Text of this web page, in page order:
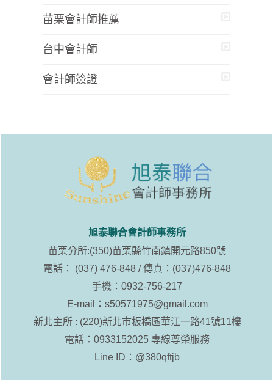
苗栗會計師推薦
台中會計師
會計師簽證
旭泰聯合會計師事務所
苗栗分所:(350)苗栗縣竹南鎮開元路850號
電話： (037) 476-848 / 傳真：(037)476-848
手機：0932-756-217
E-mail： s50571975@gmail.com
新北主所 : (220)新北市板橋區華江一路41號11樓
電話：0933152025 專線尊榮服務
Line ID： @380qftjb